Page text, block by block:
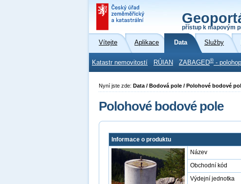
přístup k mapovým
Vítejte Aplikace Data Služby
Katastr nemovitostí RÚIAN ZABAGED® -
Nyní jste zde: Data / Bodová pole / Polohové bodové
Polohové bodové pole
Informace o produktu
Název
Obchodní kód
Výdejní jednotka